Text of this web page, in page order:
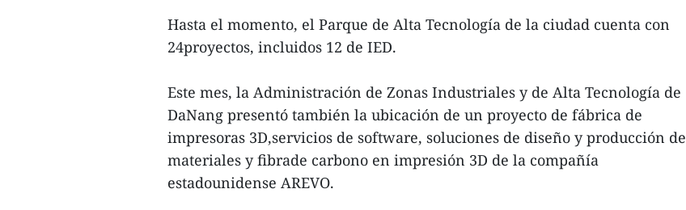
Hasta el momento, el Parque de Alta Tecnología de la ciudad cuenta con
24proyectos, incluidos 12 de IED.
Este mes, la Administración de Zonas Industriales y de Alta Tecnología de
DaNang presentó también la ubicación de un proyecto de fábrica de
impresoras 3D,servicios de software, soluciones de diseño y producción de
materiales y fibrade carbono en impresión 3D de la compañía
estadounidense AREVO.